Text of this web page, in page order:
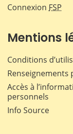
Connexion FSP
Mentions
Conditions
Renseignements
Accès à
personnels
Info Source